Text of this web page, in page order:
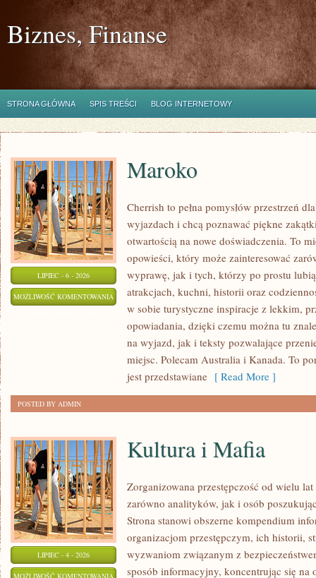
Biznes, Finanse
STRONA GŁÓWNA SPIS TREŚCI BLOG INTERNETOWY
LIPIEC - 6 - 2026
MOŻLIWOŚĆ KOMENTOWANIA MAROKO
Maroko
Cherrish to pełna pomysłów przestrzeń
wyjazdach i chcą poznawać piękne
otwartością na nowe doświadczenia. To
opowieści, który może zainteresować
wyprawę, jak i tych, którzy po prostu
atrakcjach, kuchni, historii oraz
w sobie turystyczne inspiracje z lekkim,
opowiadania, dzięki czemu można tu
na wyjazd, jak i teksty pozwalające
miejsc. Polecam Australia i Kanada. To
jest przedstawiane [ Read More ]
POSTED BY ADMIN
LIPIEC - 4 - 2026
MOŻLIWOŚĆ KOMENTOWANIA KULTURA
Kultura i Mafia
Zorganizowana przestępczość od wielu
zarówno analityków, jak i osób
Strona stanowi obszerne kompendium
organizacjom przestępczym, ich historii,
wyzwaniom związanym z
sposób informacyjny, koncentrując się